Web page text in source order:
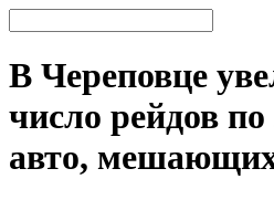
В Череповце
число рейдов
авто,